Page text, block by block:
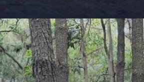
https://giaydabonghana.com/ban-rom-soc-son